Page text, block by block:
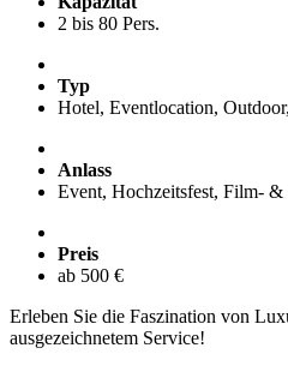
2 bis 80 Pers.
Typ
Hotel, Eventlocation,
Anlass
Event, Hochzeitsfest, Film-
Preis
ab 500 €
Erleben Sie die Faszination von
ausgezeichnetem Service!